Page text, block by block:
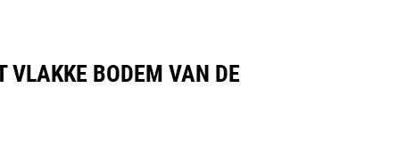
VLAKKE BODEM VAN DE